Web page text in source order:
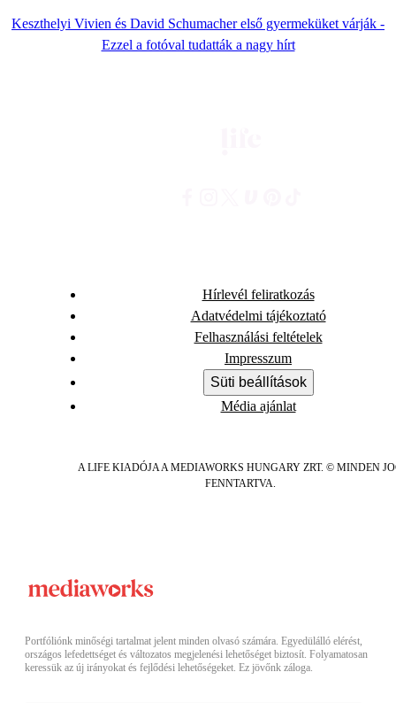
Keszthelyi Vivien és David Schumacher első gyermeküket várják -
Ezzel a fotóval tudatták a nagy hírt
Hírlevél feliratkozás
Adatvédelmi tájékoztató
Felhasználási feltételek
Impresszum
Süti beállítások
Média ajánlat
A LIFE KIADÓJA A MEDIAWORKS HUNGARY ZRT. © MINDEN
FENNTARTVA.
Portfóliónk minőségi tartalmat jelent minden olvasó számára. Egyedülálló elérést,
országos lefedettséget és változatos megjelenési lehetőséget biztosít. Folyamatosan
keressük az új irányokat és fejlődési lehetőségeket. Ez jövőnk záloga.